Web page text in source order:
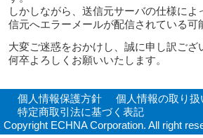
しかしながら、送信元サーバの仕様によ
信元へエラーメールが配信されている可
大変ご迷惑をおかけし、誠に申し訳ござ
何卒よろしくお願いいたします。
個人情報保護方針
個人情報の取り扱
特定商取引法に基づく表記
Copyright ECHNA Corporation. All right